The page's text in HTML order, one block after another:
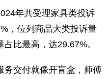
年共受理家具类投诉
，位列商品大类投诉量
比最高，达29.67%。‌
务交付就像开盲盒，师傅